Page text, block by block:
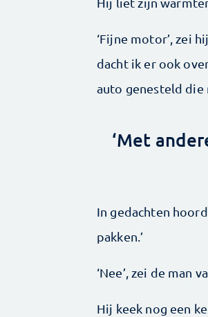
‘Fijne motor’, zei
dacht ik er ook
auto genesteld die
‘Met
In gedachten
pakken.’
‘Nee’, zei de man
Hij keek nog een